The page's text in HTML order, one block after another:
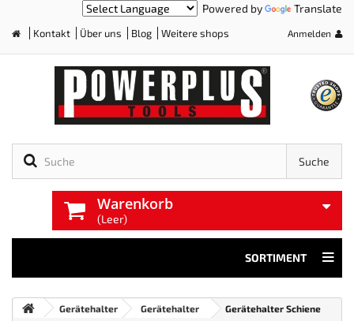
Powered by Translate
Kontakt Über uns Blog Weitere shops Anmelden
Suche
Warenkorb
(Leer)
SORTIMENT
Gerätehalter Gerätehalter
Gerätehalter Schiene